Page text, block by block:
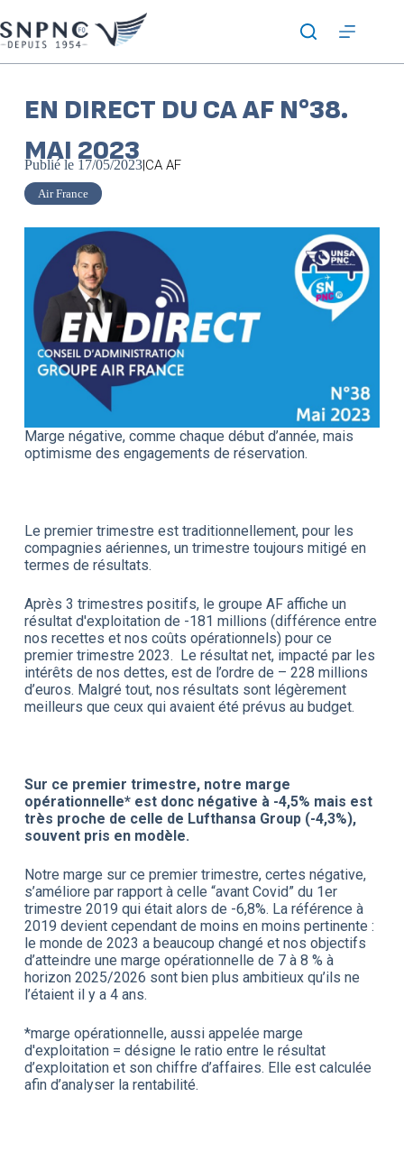
EN DIRECT DU CA AF N°38.
MAI 2023
Publié le 17/05/2023|CA AF
Air France
Marge négative, comme chaque début d’année, mais
optimisme des engagements de réservation.
Le premier trimestre est traditionnellement, pour les
compagnies aériennes, un trimestre toujours mitigé en
termes de résultats.
Après 3 trimestres positifs, le groupe AF affiche un
résultat d'exploitation de -181 millions (différence entre
nos recettes et nos coûts opérationnels) pour ce
premier trimestre 2023. Le résultat net, impacté par les
intérêts de nos dettes, est de l’ordre de – 228 millions
d’euros. Malgré tout, nos résultats sont légèrement
meilleurs que ceux qui avaient été prévus au budget.
Sur ce premier trimestre, notre marge
opérationnelle* est donc négative à -4,5% mais est
très proche de celle de Lufthansa Group (-4,3%),
souvent pris en modèle.
Notre marge sur ce premier trimestre, certes négative,
s’améliore par rapport à celle “avant Covid” du 1er
trimestre 2019 qui était alors de -6,8%. La référence à
2019 devient cependant de moins en moins pertinente :
le monde de 2023 a beaucoup changé et nos objectifs
d’atteindre une marge opérationnelle de 7 à 8 % à
horizon 2025/2026 sont bien plus ambitieux qu’ils ne
l’étaient il y a 4 ans.
*marge opérationnelle, aussi appelée marge
d'exploitation = désigne le ratio entre le résultat
d’exploitation et son chiffre d’affaires. Elle est calculée
afin d’analyser la rentabilité.